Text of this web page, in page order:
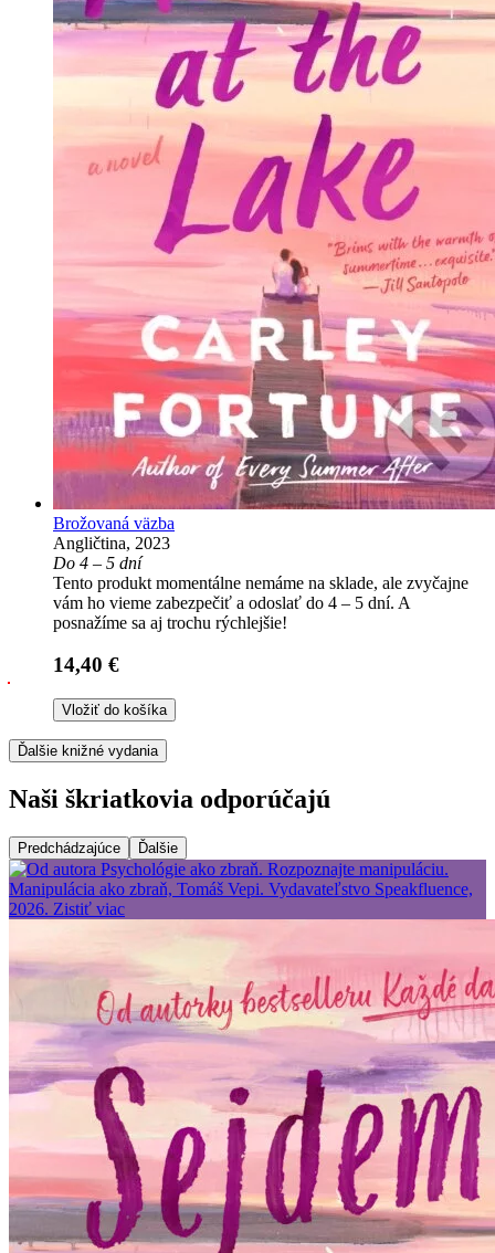
Brožovaná väzba
Angličtina, 2023
Do 4 – 5 dní
Tento produkt momentálne nemáme na sklade, ale zvyčajne
vám ho vieme zabezpečiť a odoslať do 4 – 5 dní. A
posnažíme sa aj trochu rýchlejšie!
14,40 €
Vložiť do košíka
Ďalšie knižné vydania
Naši škriatkovia odporúčajú
Predchádzajúce Ďalšie